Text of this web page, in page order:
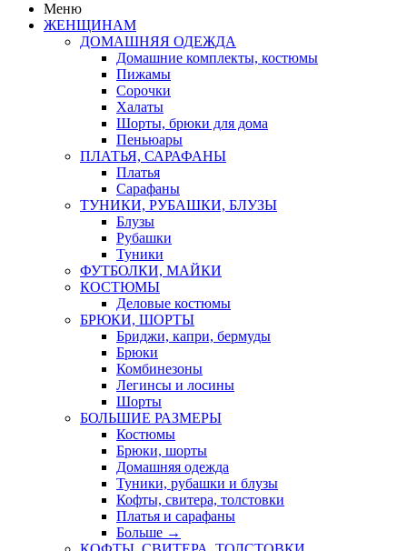
Меню
ЖЕНЩИНАМ
ДОМАШНЯЯ ОДЕЖДА
Домашние комплекты, костюмы
Пижамы
Сорочки
Халаты
Шорты, брюки для дома
Пеньюары
ПЛАТЬЯ, САРАФАНЫ
Платья
Сарафаны
ТУНИКИ, РУБАШКИ, БЛУЗЫ
Блузы
Рубашки
Туники
ФУТБОЛКИ, МАЙКИ
КОСТЮМЫ
Деловые костюмы
БРЮКИ, ШОРТЫ
Бриджи, капри, бермуды
Брюки
Комбинезоны
Легинсы и лосины
Шорты
БОЛЬШИЕ РАЗМЕРЫ
Костюмы
Брюки, шорты
Домашняя одежда
Туники, рубашки и блузы
Кофты, свитера, толстовки
Платья и сарафаны
Больше →